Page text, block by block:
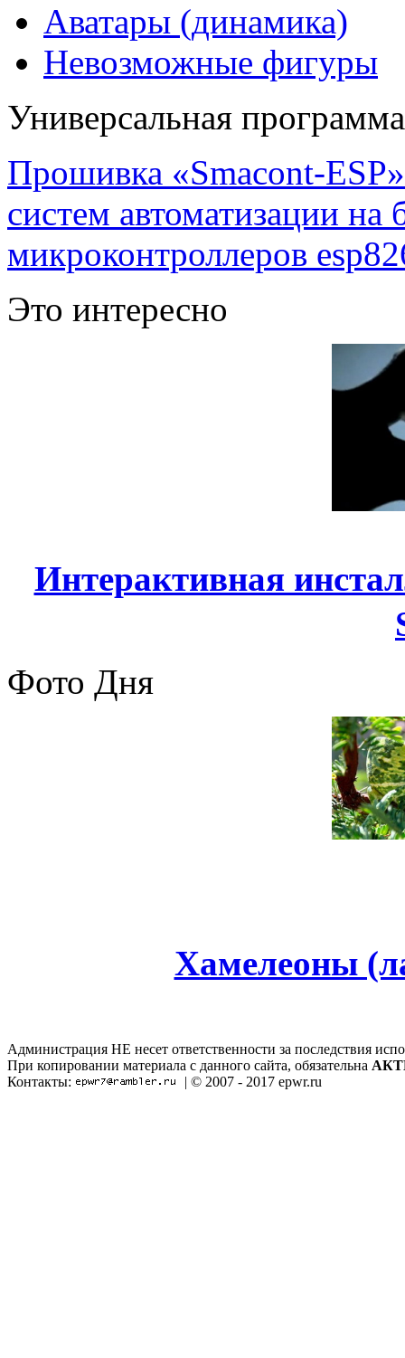
Аватары (динамика)
Невозможные фигуры
Универсальная
Прошивка «Smacont-
систем автоматизации
микроконтроллеров
Это интересно
Интерактивная
Фото Дня
Хамелеоны
Администрация НЕ несет ответственности за последствия
При копировании материала с данного сайта, обязательна
Контакты:
| © 2007 - 2017 epwr.ru